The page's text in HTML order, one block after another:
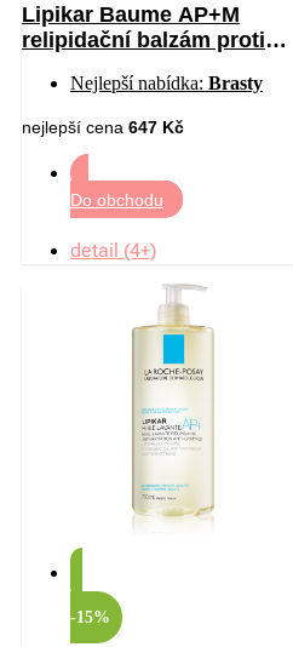
Lipikar Baume AP+M
relipidační balzám proti
pokožky 400 ml
Nejlepší nabídka: Brasty
nejlepší cena 647 Kč
Do obchodu
detail (4+)
-15%